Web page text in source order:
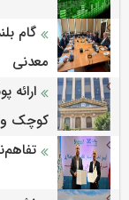
گام
معدنی
کوچک